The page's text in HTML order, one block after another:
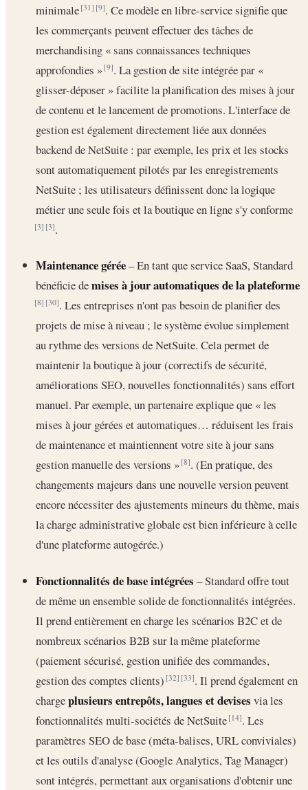
minimale[31] [9]. Ce modèle en libre-service signifie que
les commerçants peuvent effectuer des tâches de
merchandising « sans connaissances techniques
approfondies »[9]. La gestion de site intégrée par «
glisser-déposer » facilite la planification des mises à jour
de contenu et le lancement de promotions. L'interface de
gestion est également directement liée aux données
backend de NetSuite : par exemple, les prix et les stocks
sont automatiquement pilotés par les enregistrements
NetSuite ; les utilisateurs définissent donc la logique
métier une seule fois et la boutique en ligne s'y conforme
[3] [3].
Maintenance gérée– En tant que service SaaS, Standard
bénéficie demises à jour automatiques de la plateforme
[8] [30]. Les entreprises n'ont pas besoin de planifier des
projets de mise à niveau ; le système évolue simplement
au rythme des versions de NetSuite. Cela permet de
maintenir la boutique à jour (correctifs de sécurité,
améliorations SEO, nouvelles fonctionnalités) sans effort
manuel. Par exemple, un partenaire explique que « les
mises à jour gérées et automatiques… réduisent les frais
de maintenance et maintiennent votre site à jour sans
gestion manuelle des versions »[8]. (En pratique, des
changements majeurs dans une nouvelle version peuvent
encore nécessiter des ajustements mineurs du thème, mais
la charge administrative globale est bien inférieure à celle
d'une plateforme autogérée.)
Fonctionnalités de base intégrées – Standard offre tout
de même un ensemble solide de fonctionnalités intégrées.
Il prend entièrement en charge les scénarios B2C et de
nombreux scénarios B2B sur la même plateforme
(paiement sécurisé, gestion unifiée des commandes,
gestion des comptes clients)[32] [33]. Il prend également en
chargeplusieurs entrepôts, langues et devises via les
fonctionnalités multi-sociétés de NetSuite[14]. Les
paramètres SEO de base (méta-balises, URL conviviales)
et les outils d'analyse (Google Analytics, Tag Manager)
sont intégrés, permettant aux organisations d'obtenir une